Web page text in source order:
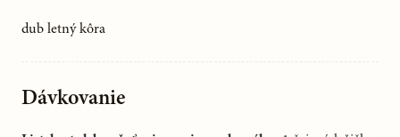
dub letný kôra
Dávkovanie